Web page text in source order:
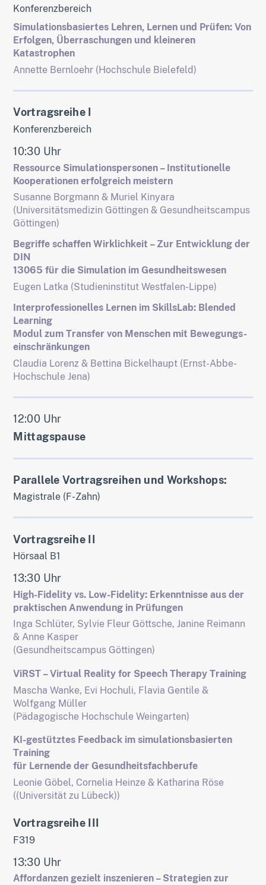
Konferenzbereich
Simulationsbasiertes Lehren, Lernen und Prüfen: Von
Erfolgen, Überraschungen und kleineren
Katastrophen
Annette Bernloehr (Hochschule Bielefeld)
Vortragsreihe I
Konferenzbereich
10:30 Uhr
Ressource Simulationspersonen – Institutionelle
Kooperationen erfolgreich meistern
Susanne Borgmann & Muriel Kinyara
(Universitätsmedizin Göttingen & Gesundheitscampus
Göttingen)
Begriffe schaffen Wirklichkeit – Zur Entwicklung der
DIN
13065 für die Simulation im Gesundheitswesen
Eugen Latka (Studieninstitut Westfalen-Lippe)
Interprofessionelles Lernen im SkillsLab: Blended
Learning
Modul zum Transfer von Menschen mit Bewegungs-
einschränkungen
Claudia Lorenz & Bettina Bickelhaupt (Ernst-Abbe-
Hochschule Jena)
12:00 Uhr
Mittagspause
Parallele Vortragsreihen und Workshops:
Magistrale (F-Zahn)
Vortragsreihe II
Hörsaal B1
13:30 Uhr
High-Fidelity vs. Low-Fidelity: Erkenntnisse aus der
praktischen Anwendung in Prüfungen
Inga Schlüter, Sylvie Fleur Göttsche, Janine Reimann
& Anne Kasper
(Gesundheitscampus Göttingen)
ViRST – Virtual Reality for Speech Therapy Training
Mascha Wanke, Evi Hochuli, Flavia Gentile &
Wolfgang Müller
(Pädagogische Hochschule Weingarten)
KI-gestütztes Feedback im simulationsbasierten
Training
für Lernende der Gesundheitsfachberufe
Leonie Göbel, Cornelia Heinze & Katharina Röse
((Universität zu Lübeck))
Vortragsreihe III
F319
13:30 Uhr
Affordanzen gezielt inszenieren – Strategien zur